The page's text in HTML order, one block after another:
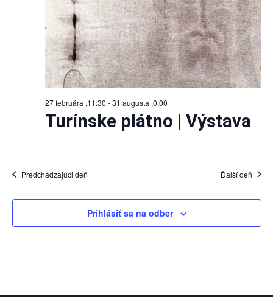
27 februára ,11:30 -31 augusta ,0:00
Turínske plátno | Výstava
Predchádzajúci deň Ďalší deň
Prihlásiť sa na odber